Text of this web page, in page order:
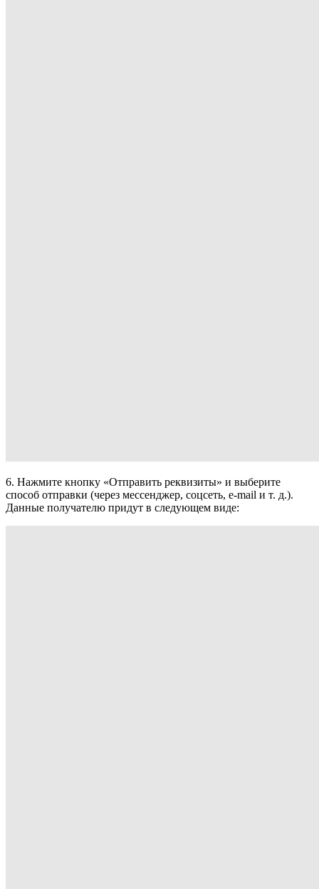
6. Нажмите кнопку «Отправить реквизиты» и выберите
способ отправки (через мессенджер, соцсеть, e-mail и т. д.).
Данные получателю придут в следующем виде: